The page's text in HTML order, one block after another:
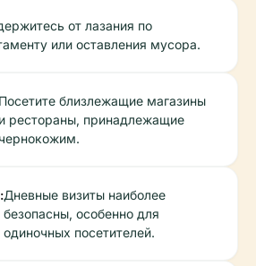
от лазания по
или оставления мусора.
Посетите близлежащие магазины
и рестораны, принадлежащие
чернокожим.
Дневные визиты наиболее
безопасны, особенно для
одиночных посетителей.